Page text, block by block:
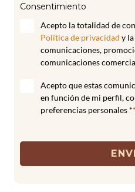
Consentimiento
Acepto la totalidad de
Política de privacidad y
comunicaciones,
comunicaciones
Acepto que estas
en función de mi perfil,
preferencias personales **